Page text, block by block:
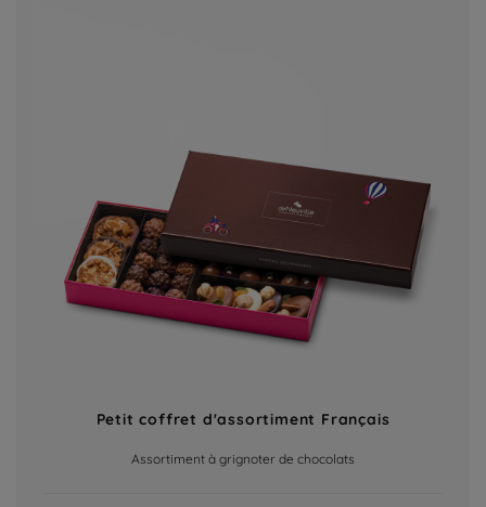
Petit coffret d'assortiment Français
Assortiment à grignoter de chocolats